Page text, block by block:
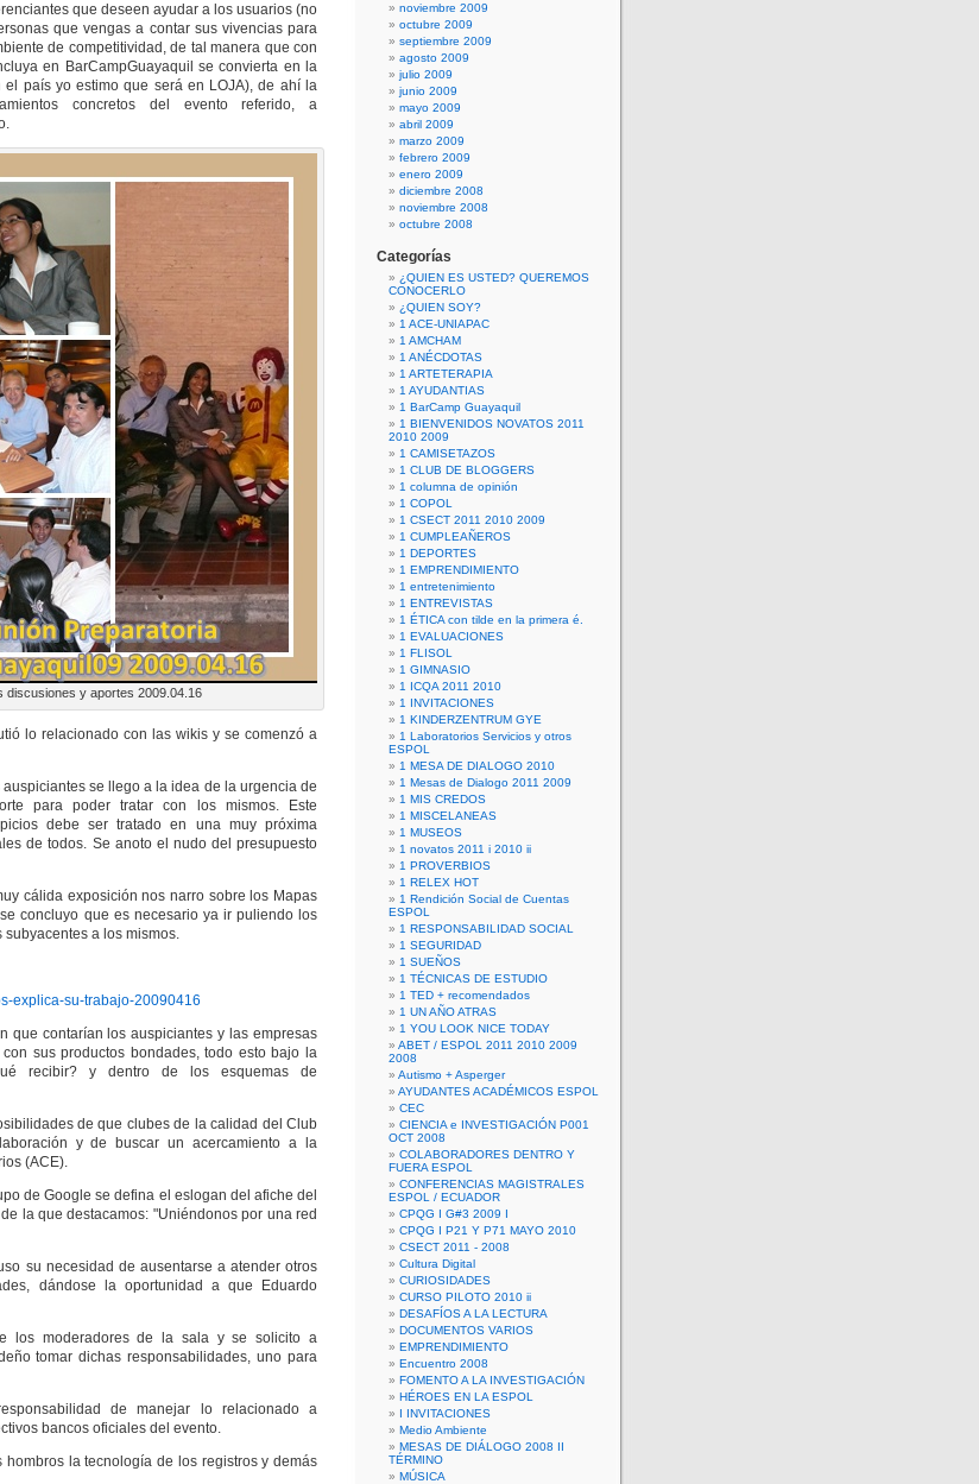
que deseen ayudar a los usuarios (no
que vengas a contar sus vivencias para
de competitividad, de tal manera que con
en BarCampGuayaquil se convierta en la
país yo estimo que será en LOJA), de ahí la
concretos del evento referido, a
discusiones y aportes 2009.04.16
lo relacionado con las wikis y se comenzó a
se llego a la idea de la urgencia de
para poder tratar con los mismos. Este
debe ser tratado en una muy próxima
de todos. Se anoto el nudo del presupuesto
cálida exposición nos narro sobre los Mapas
concluyo que es necesario ya ir puliendo los
a los mismos.
explica-su-trabajo-20090416
contarían los auspiciantes y las empresas
sus productos bondades, todo esto bajo la
recibir? y dentro de los esquemas de
de que clubes de la calidad del Club
y de buscar un acercamiento a la
(ACE).
de Google se defina el eslogan del afiche del
la que destacamos: "Uniéndonos por una red
su necesidad de ausentarse a atender otros
dándose la oportunidad a que Eduardo
los moderadores de la sala y se solicito a
tomar dichas responsabilidades, uno para
de manejar lo relacionado a
bancos oficiales del evento.
hombros la tecnología de los registros y demás
noviembre 2009
octubre 2009
septiembre 2009
agosto 2009
julio 2009
junio 2009
mayo 2009
abril 2009
marzo 2009
febrero 2009
enero 2009
diciembre 2008
noviembre 2008
octubre 2008
Categorías
¿QUIEN ES USTED? QUEREMOS
CONOCERLO
¿QUIEN SOY?
1 ACE-UNIAPAC
1 AMCHAM
1 ANÉCDOTAS
1 ARTETERAPIA
1 AYUDANTIAS
1 BarCamp Guayaquil
1 BIENVENIDOS NOVATOS 2011
2010 2009
1 CAMISETAZOS
1 CLUB DE BLOGGERS
1 columna de opinión
1 COPOL
1 CSECT 2011 2010 2009
1 CUMPLEAÑEROS
1 DEPORTES
1 EMPRENDIMIENTO
1 entretenimiento
1 ENTREVISTAS
1 ÉTICA con tilde en la primera é.
1 EVALUACIONES
1 FLISOL
1 GIMNASIO
1 ICQA 2011 2010
1 INVITACIONES
1 KINDERZENTRUM GYE
1 Laboratorios Servicios y otros
ESPOL
1 MESA DE DIALOGO 2010
1 Mesas de Dialogo 2011 2009
1 MIS CREDOS
1 MISCELANEAS
1 MUSEOS
1 novatos 2011 i 2010 ii
1 PROVERBIOS
1 RELEX HOT
1 Rendición Social de Cuentas
ESPOL
1 RESPONSABILIDAD SOCIAL
1 SEGURIDAD
1 SUEÑOS
1 TÉCNICAS DE ESTUDIO
1 TED + recomendados
1 UN AÑO ATRAS
1 YOU LOOK NICE TODAY
ABET / ESPOL 2011 2010 2009
2008
Autismo + Asperger
AYUDANTES ACADÉMICOS ESPOL
CEC
CIENCIA e INVESTIGACIÓN P001
OCT 2008
COLABORADORES DENTRO Y
FUERA ESPOL
CONFERENCIAS MAGISTRALES
ESPOL / ECUADOR
CPQG I G#3 2009 I
CPQG I P21 Y P71 MAYO 2010
CSECT 2011 - 2008
Cultura Digital
CURIOSIDADES
CURSO PILOTO 2010 ii
DESAFÍOS A LA LECTURA
DOCUMENTOS VARIOS
EMPRENDIMIENTO
Encuentro 2008
FOMENTO A LA INVESTIGACIÓN
HÉROES EN LA ESPOL
I INVITACIONES
Medio Ambiente
MESAS DE DIÁLOGO 2008 II
TÉRMINO
MÚSICA